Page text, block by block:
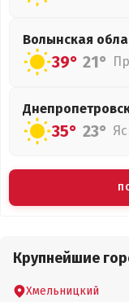
Волынская
39° 21°
35° 23°
Крупнейшие
Хмельницкий